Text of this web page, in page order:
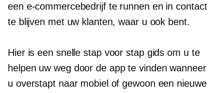
een ​​e-commercebedrijf te runnen en in contact
te blijven met uw klanten, waar u ook bent.
Hier is een snellestap voor stapgids om u te
helpen uw weg door de app te vinden wanneer
u overstapt naar mobiel of gewoon een nieuwe